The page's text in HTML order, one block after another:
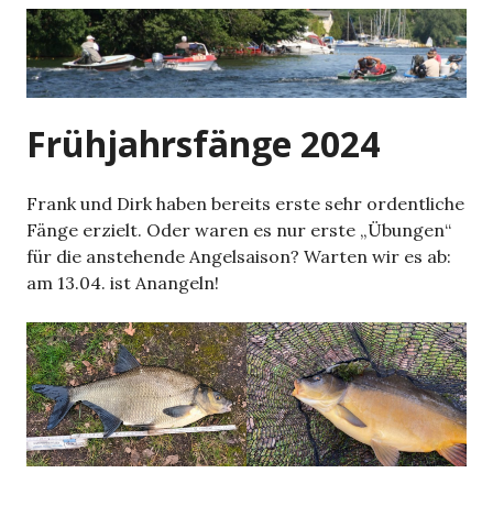
Frühjahrsfänge 2024
Frank und Dirk haben bereits erste sehr ordentliche
Fänge erzielt. Oder waren es nur erste „Übungen“
für die anstehende Angelsaison? Warten wir es ab:
am 13.04. ist Anangeln!